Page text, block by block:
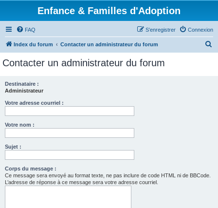
Enfance & Familles d'Adoption
FAQ Connexion
S’enregistrer
Index du forum Contacter un administrateur du forum
Contacter un administrateur du forum
Destinataire :
Administrateur
Votre adresse courriel :
Votre nom :
Sujet :
Corps du message :
Ce message sera envoyé au format texte, ne pas inclure de code HTML ni de BBCode.
L’adresse de réponse à ce message sera votre adresse courriel.